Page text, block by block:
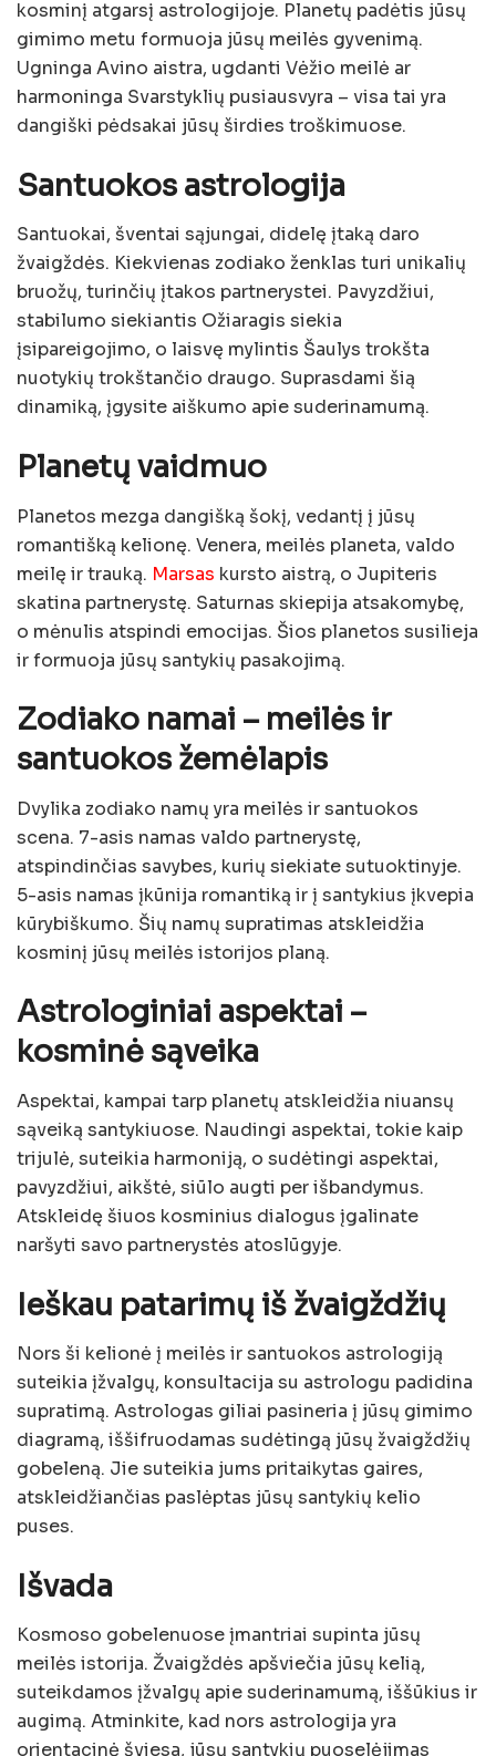
kosminį atgarsį astrologijoje. Planetų padėtis jūsų
gimimo metu formuoja jūsų meilės gyvenimą.
Ugninga Avino aistra, ugdanti Vėžio meilė ar
harmoninga Svarstyklių pusiausvyra – visa tai yra
dangiški pėdsakai jūsų širdies troškimuose.
Santuokos astrologija
Santuokai, šventai sąjungai, didelę įtaką daro
žvaigždės. Kiekvienas zodiako ženklas turi unikalių
bruožų, turinčių įtakos partnerystei. Pavyzdžiui,
stabilumo siekiantis Ožiaragis siekia
įsipareigojimo, o laisvę mylintis Šaulys trokšta
nuotykių trokštančio draugo. Suprasdami šią
dinamiką, įgysite aiškumo apie suderinamumą.
Planetų vaidmuo
Planetos mezga dangišką šokį, vedantį į jūsų
romantišką kelionę. Venera, meilės planeta, valdo
meilę ir trauką. Marsas kursto aistrą, o Jupiteris
skatina partnerystę. Saturnas skiepija atsakomybę,
o mėnulis atspindi emocijas. Šios planetos susilieja
ir formuoja jūsų santykių pasakojimą.
Zodiako namai – meilės ir
santuokos žemėlapis
Dvylika zodiako namų yra meilės ir santuokos
scena. 7-asis namas valdo partnerystę,
atspindinčias savybes, kurių siekiate sutuoktinyje.
5-asis namas įkūnija romantiką ir į santykius įkvepia
kūrybiškumo. Šių namų supratimas atskleidžia
kosminį jūsų meilės istorijos planą.
Astrologiniai aspektai –
kosminė sąveika
Aspektai, kampai tarp planetų atskleidžia niuansų
sąveiką santykiuose. Naudingi aspektai, tokie kaip
trijulė, suteikia harmoniją, o sudėtingi aspektai,
pavyzdžiui, aikštė, siūlo augti per išbandymus.
Atskleidę šiuos kosminius dialogus įgalinate
naršyti savo partnerystės atoslūgyje.
Ieškau patarimų iš žvaigždžių
Nors ši kelionė į meilės ir santuokos astrologiją
suteikia įžvalgų, konsultacija su astrologu padidina
supratimą. Astrologas giliai pasineria į jūsų gimimo
diagramą, iššifruodamas sudėtingą jūsų žvaigždžių
gobeleną. Jie suteikia jums pritaikytas gaires,
atskleidžiančias paslėptas jūsų santykių kelio
puses.
Išvada
Kosmoso gobelenuose įmantriai supinta jūsų
meilės istorija. Žvaigždės apšviečia jūsų kelią,
suteikdamos įžvalgų apie suderinamumą, iššūkius ir
augimą. Atminkite, kad nors astrologija yra
orientacinė šviesa, jūsų santykių puoselėjimas